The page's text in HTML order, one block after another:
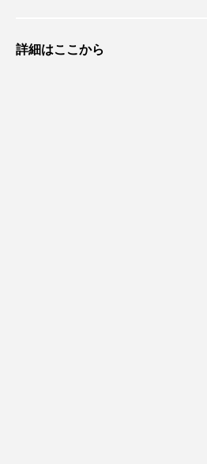
詳細はここから